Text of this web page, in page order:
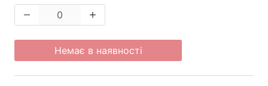
Немає в наявності